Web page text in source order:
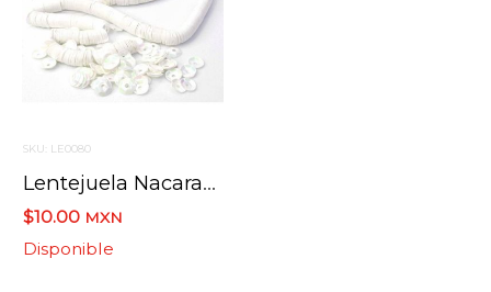
SKU: LE0080
Lentejuela Nacarada No.8 Blanco Iris 219
$10.00 MXN
Disponible